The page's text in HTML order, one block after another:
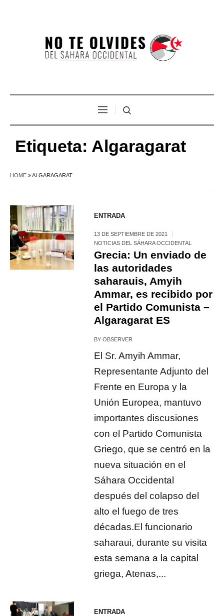
Etiqueta: Algaragarat
HOME »ALGARAGARAT
ENTRADA
13 DE SEPTIEMBRE DE 2021
NOTICIAS DEL SÁHARA OCCIDENTAL
Grecia: Un enviado de
las autoridades
saharauis, Amyih
Ammar, es recibido por
el Partido Comunista –
Algaragarat ES
BYOBSERVER
El Sr. Amyih Ammar,
Representante Adjunto del
Frente en Europa y la
Unión Europea, mantuvo
importantes discusiones
con el Partido Comunista
Griego, que se centró en la
nueva situación en el
Sáhara Occidental
después del colapso del
alto el fuego de tres
décadas.El funcionario
saharaui, durante su visita
esta semana a la capital
griega, Atenas,...
ENTRADA